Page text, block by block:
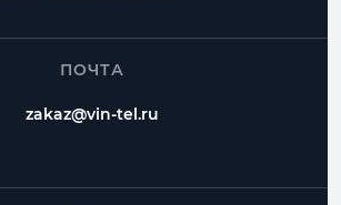
ПОЧТА
zakaz@vin-tel.ru